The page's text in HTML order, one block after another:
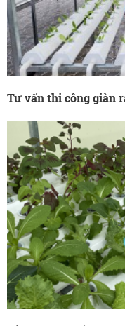
Tư vấn thi công giàn